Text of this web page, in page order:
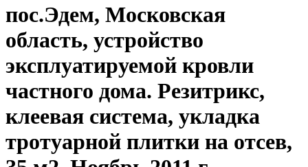
пос.Эдем, Московская
область, устройство
эксплуатируемой кровли
частного дома. Резитрикс,
клеевая система, укладка
тротуарной плитки на отсев,